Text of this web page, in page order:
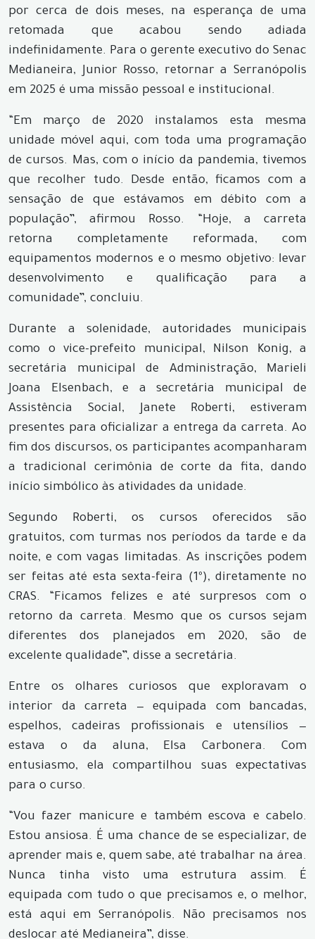
por cerca de dois meses, na esperança de uma
retomada que acabou sendo adiada
indefinidamente. Para o gerente executivo do Senac
Medianeira, Junior Rosso, retornar a Serranópolis
em 2025 é uma missão pessoal e institucional.
“Em março de 2020 instalamos esta mesma
unidade móvel aqui, com toda uma programação
de cursos. Mas, com o início da pandemia, tivemos
que recolher tudo. Desde então, ficamos com a
sensação de que estávamos em débito com a
população”, afirmou Rosso. “Hoje, a carreta
retorna completamente reformada, com
equipamentos modernos e o mesmo objetivo: levar
desenvolvimento e qualificação para a
comunidade”, concluiu.
Durante a solenidade, autoridades municipais
como o vice-prefeito municipal, Nilson Konig, a
secretária municipal de Administração, Marieli
Joana Elsenbach, e a secretária municipal de
Assistência Social, Janete Roberti, estiveram
presentes para oficializar a entrega da carreta. Ao
fim dos discursos, os participantes acompanharam
a tradicional cerimônia de corte da fita, dando
início simbólico às atividades da unidade.
Segundo Roberti, os cursos oferecidos são
gratuitos, com turmas nos períodos da tarde e da
noite, e com vagas limitadas. As inscrições podem
ser feitas até esta sexta-feira (1º), diretamente no
CRAS. “Ficamos felizes e até surpresos com o
retorno da carreta. Mesmo que os cursos sejam
diferentes dos planejados em 2020, são de
excelente qualidade”, disse a secretária.
Entre os olhares curiosos que exploravam o
interior da carreta — equipada com bancadas,
espelhos, cadeiras profissionais e utensílios —
estava o da aluna, Elsa Carbonera. Com
entusiasmo, ela compartilhou suas expectativas
para o curso.
“Vou fazer manicure e também escova e cabelo.
Estou ansiosa. É uma chance de se especializar, de
aprender mais e, quem sabe, até trabalhar na área.
Nunca tinha visto uma estrutura assim. É
equipada com tudo o que precisamos e, o melhor,
está aqui em Serranópolis. Não precisamos nos
deslocar até Medianeira”, disse.